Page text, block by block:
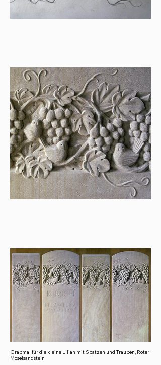
Grabmal für die kleine Lilian mit Spatzen und Trauben, Roter
Moselsandstein